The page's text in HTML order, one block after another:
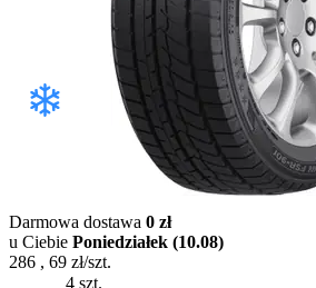
Dostępność:
Darmowa dostawa 0 zł
u Ciebie Poniedziałek (10.08)
286 , 69 zł/szt.